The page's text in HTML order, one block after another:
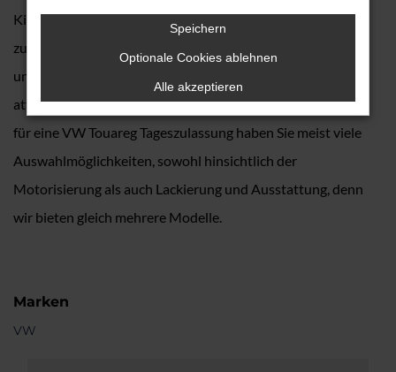
Kilometer auf den Straßen von Freising oder anderswo
zurücklegen. Klingt interessant? Dann sprechen Sie uns an
und freuen Sie sich schon jetzt auf ein breites Angebot an
attraktiven Modellen. Keine Sorge: bei Ihrer Entscheidung
für eine VW Touareg Tageszulassung haben Sie meist viele
Auswahlmöglichkeiten, sowohl hinsichtlich der
Motorisierung als auch Lackierung und Ausstattung, denn
wir bieten gleich mehrere Modelle.
Marken
VW
Speichern
Optionale Cookies ablehnen
Alle akzeptieren